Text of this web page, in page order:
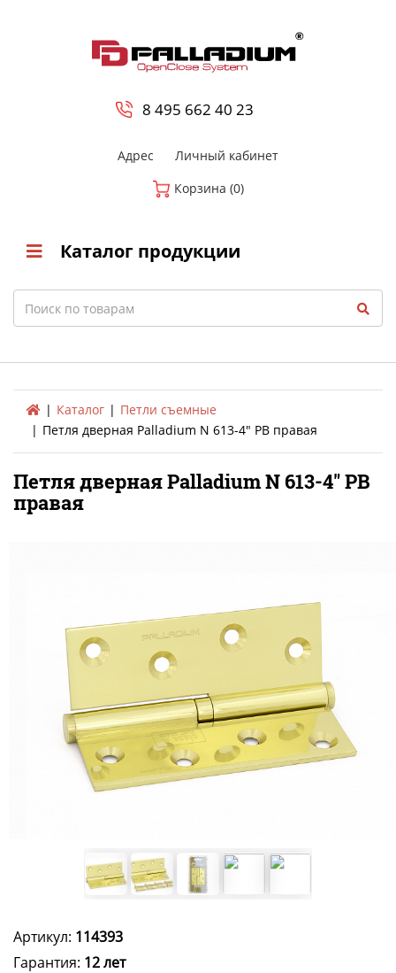
8 495 662 40 23
Адрес
Личный кабинет
Корзина (0)
Каталог продукции
Search
Каталог
Петли съемные
Петля дверная Palladium N 613-4" PB правая
Петля дверная Palladium N 613-4" PB
правая
Артикул: 114393
Гарантия: 12 лет